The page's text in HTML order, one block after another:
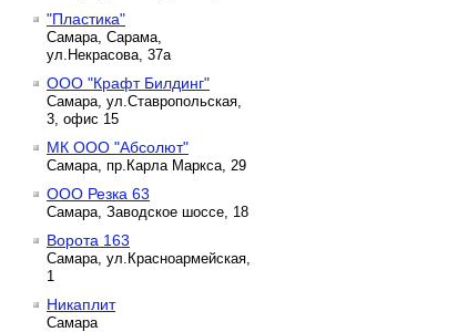
"Пластика"
Самара, Сарама,
ул.Некрасова, 37а
ООО "Крафт Билдинг"
Самара, ул.Ставропольская,
3, офис 15
МК ООО "Абсолют"
Самара, пр.Карла Маркса, 29
ООО Резка 63
Самара, Заводское шоссе, 18
Ворота 163
Самара, ул.Красноармейская,
1
Никаплит
Самара